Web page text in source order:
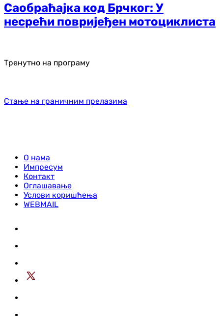
Саобраћајка код Брчког: У
несрећи повријеђен мотоциклиста
Тренутно на програму
Стање на граничним прелазима
О нама
Импресум
Контакт
Оглашавање
Услови коришћења
WEBMAIL